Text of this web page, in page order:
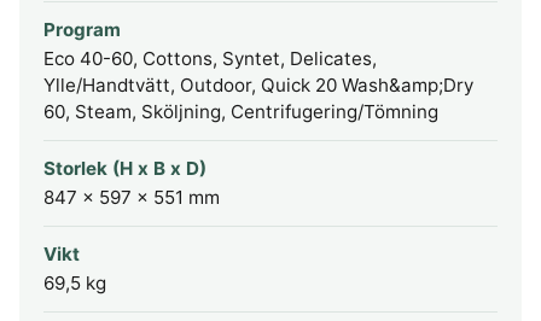
Program
Eco 40-60, Cottons, Syntet, Delicates,
Ylle/Handtvätt, Outdoor, Quick 20 Wash&amp;Dry
60, Steam, Sköljning, Centrifugering/Tömning
Storlek (H x B x D)
847 x 597 x 551 mm
Vikt
69,5 kg